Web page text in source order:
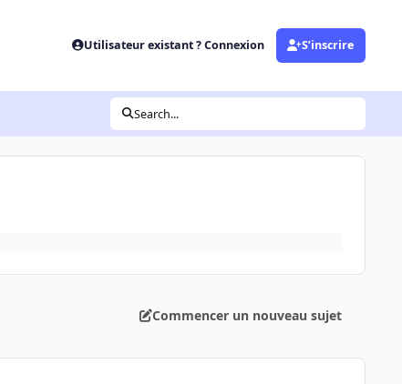
Utilisateur existant ? Connexion S’inscrire
Search...
Commencer un nouveau sujet